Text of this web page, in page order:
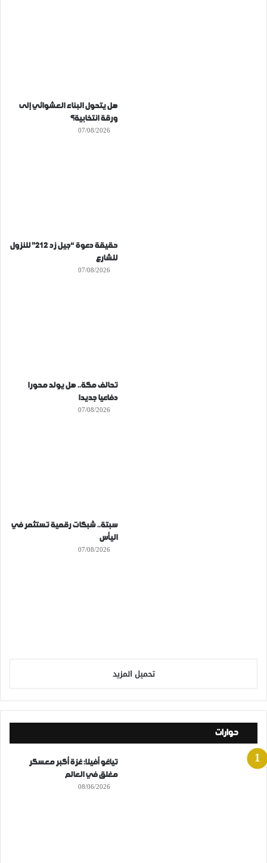
هل يتحول البناء العشوائي إلى
ورقة انتخابية؟
07/08/2026
حقيقة دعوة “جيل زد 212” للنزول
للشارع
07/08/2026
تحالف مكة.. هل يولد محورا
دفاعيا جديدا
07/08/2026
سبتة.. شبكات رقمية تستثمر في
اليأس
07/08/2026
تحميل المزيد
حوارات
تياغو أفيلا: غزة أكبر معسكر
مغلق في العالم
08/06/2026